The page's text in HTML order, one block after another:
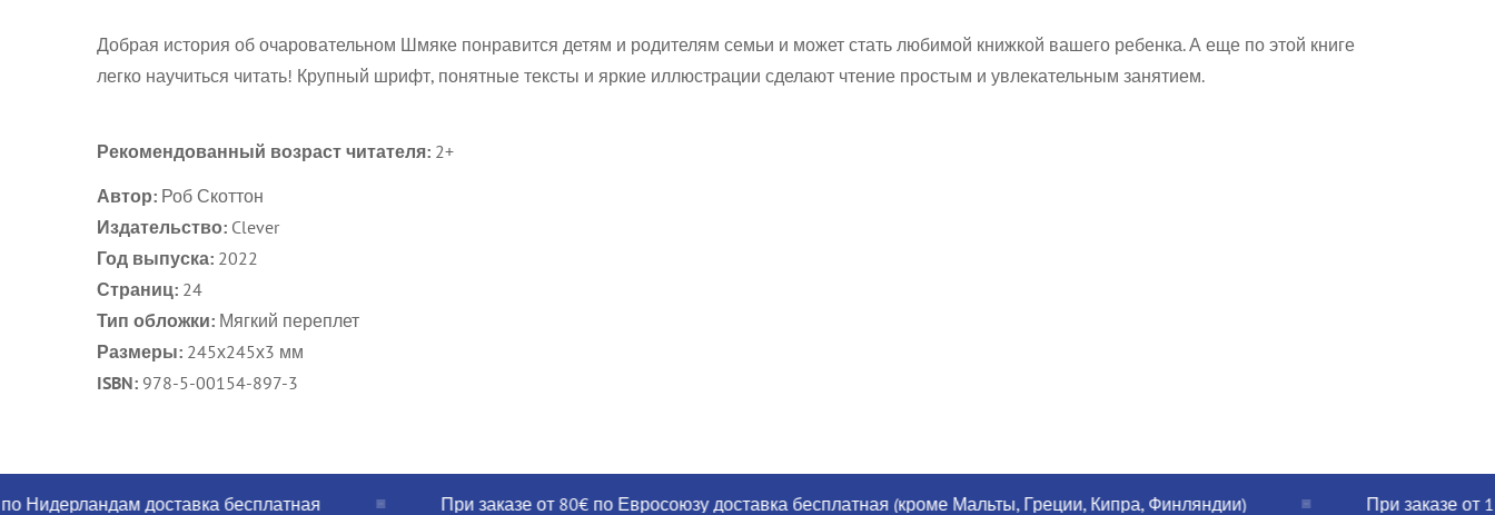
Добрая история об очаровательном Шмяке понравится детям и родителям семьи и может стать любимой книжкой вашего ребенка. А еще по этой книге
легко научиться читать! Крупный шрифт, понятные тексты и яркие иллюстрации сделают чтение простым и увлекательным занятием.
Рекомендованный возраст читателя: 2+
Автор: Роб Скоттон
Издательство: Clever
Год выпуска: 2022
Страниц: 24
Тип обложки: Мягкий переплет
Размеры: 245х245х3 мм
ISBN: 978-5-00154-897-3
доставка бесплатная При заказе от 80€ по Евросоюзу доставка бесплатная (кроме Мальты, Греции, Кипра, Финляндии) При заказе от
No, I'm not Yes, I am